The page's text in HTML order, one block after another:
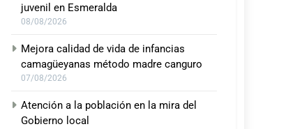
juvenil en Esmeralda
08/08/2026
Mejora calidad de vida de infancias
camagüeyanas método madre canguro
07/08/2026
Atención a la población en la mira del
Gobierno local